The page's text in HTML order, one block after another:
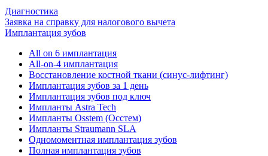
Диагностика
Заявка на справку для налогового вычета
Имплантация зубов
All on 6 имплантация
All-on-4 имплантация
Восстановление костной ткани (синус-лифтинг)
Имплантация зубов за 1 день
Имплантация зубов под ключ
Импланты Astra Tech
Импланты Osstem (Осстем)
Импланты Straumann SLA
Одномоментная имплантация зубов
Полная имплантация зубов